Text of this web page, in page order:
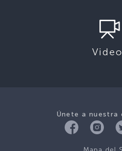
Únete a nuestra